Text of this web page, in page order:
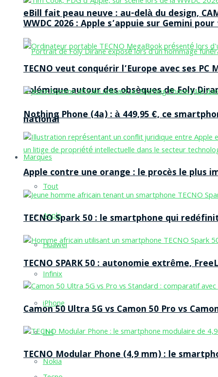
eBill fait peau neuve : au-delà du design,
Polémique autour des obsèques de Foly
national
Marques
Tout
Apple
Huawei
Infinix
iPhone
Itel
Nokia
WWDC 2026 : Apple s’appuie sur Gemini
TECNO veut conquérir l’Europe avec ses
Nothing Phone (4a) : à 449,95 €, ce
Apple contre une orange : le procès le plus
TECNO Spark 50 : le smartphone qui
TECNO SPARK 50 : autonomie extrême,
Camon 50 Ultra 5G vs Camon 50 Pro vs
TECNO Modular Phone (4,9 mm) : le